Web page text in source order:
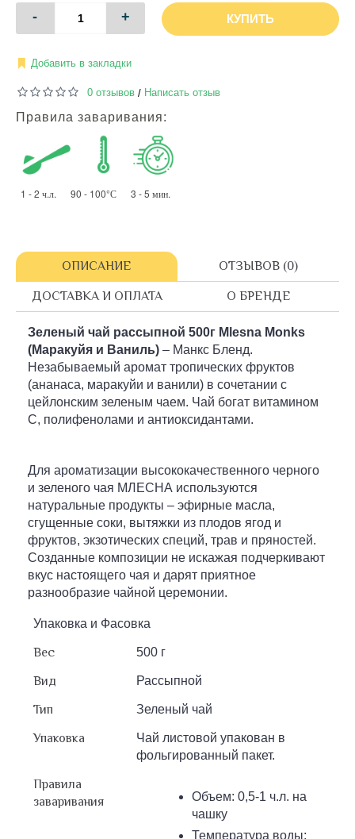
- + КУПИТЬ
Добавить в закладки
0 отзывов / Написать отзыв
Правила заваривания:
1 - 2 ч.л. 90 - 100°С 3 - 5 мин.
ОПИСАНИЕ ОТЗЫВОВ (0)
ДОСТАВКА И ОПЛАТА О БРЕНДЕ
Зеленый чай рассыпной 500г Mlesna Monks
(Маракуйя и Ваниль) – Манкс Бленд.
Незабываемый аромат тропических фруктов
(ананаса, маракуйи и ванили) в сочетании с
цейлонским зеленым чаем. Чай богат витамином
С, полифенолами и антиоксидантами.
Для ароматизации высококачественного черного
и зеленого чая МЛЕСНА используются
натуральные продукты – эфирные масла,
сгущенные соки, вытяжки из плодов ягод и
фруктов, экзотических специй, трав и пряностей.
Созданные композиции не искажая подчеркивают
вкус настоящего чая и дарят приятное
разнообразие чайной церемонии.
Упаковка и Фасовка
Вес 500 г
Вид Рассыпной
Тип Зеленый чай
Упаковка
Чай листовой упакован в
фольгированный пакет.
Правила
заваривания
Объем: 0,5-1 ч.л. на
чашку
Температура воды: